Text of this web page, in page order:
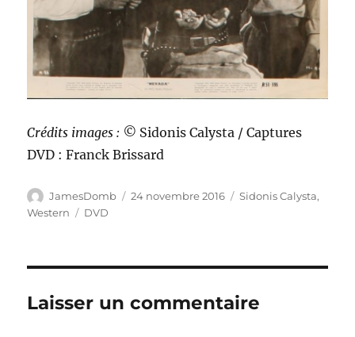
Crédits images : © Sidonis Calysta / Captures
DVD : Franck Brissard
Auteur
JamesDomb
Publié
24 novembre 2016 Catégories
Sidonis Calysta,
Western
Étiquettes
DVD
Laisser un commentaire